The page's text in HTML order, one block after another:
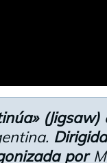
(Jigsaw)
por